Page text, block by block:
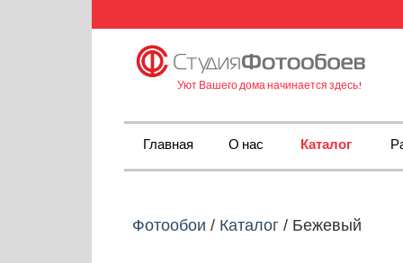
Уют Вашего дома начинается здесь!
Главная О нас Каталог
Фотообои / Каталог / Бежевый